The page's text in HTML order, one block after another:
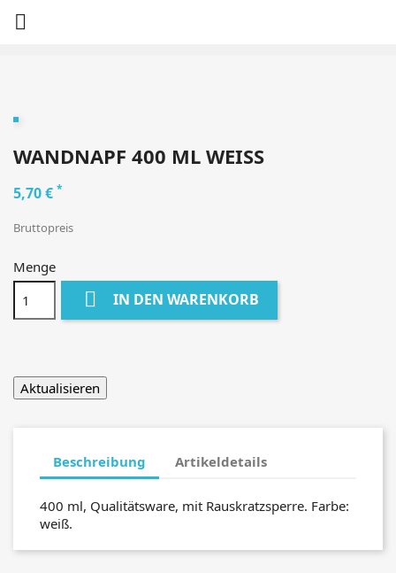

WANDNAPF 400 ML WEISS
5,70 € *
Bruttopreis
Menge
 IN DEN WARENKORB
Beschreibung Artikeldetails
400 ml, Qualitätsware, mit Rauskratzsperre. Farbe:
weiß.